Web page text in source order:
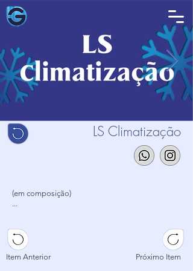
LS Climatização
(em composição)
...
Item Anterior Próximo Item